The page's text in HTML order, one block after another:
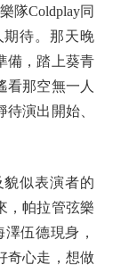
隊Coldplay同
期待。那天晚
備，踏上葵青
看那空無一人
演出開始、
似表演者的
，帕拉管弦樂
伍德現身，
奇心走，想做